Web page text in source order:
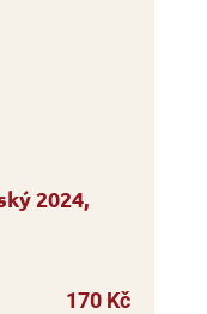
2024,
170 Kč